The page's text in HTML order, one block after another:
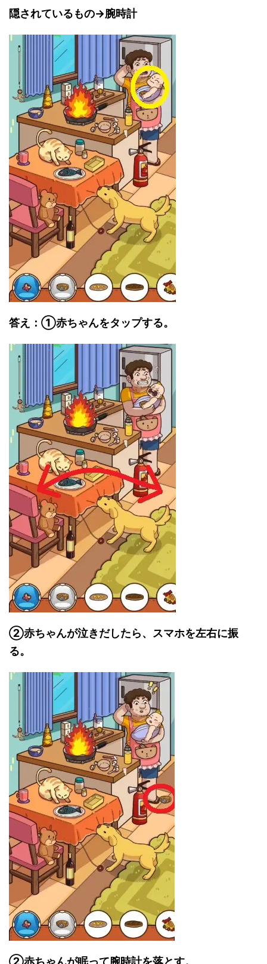
隠されているもの→腕時計
答え：①赤ちゃんをタップする。
②赤ちゃんが泣きだしたら、スマホを左右に振
る。
②赤ちゃんが眠って腕時計を落とす。